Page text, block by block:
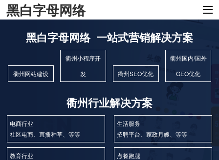
黑白字母网络
黑白字母网络 一站式营销解决方案
衢州网站建设
衢州小程序开
发
衢州SEO优化
衢州国内/国外
GEO优化
衢州行业解决方案
电商行业
社区电商、直播种草、等等
生活服务
招聘平台、家政月嫂、等等
教育行业
点餐跑腿